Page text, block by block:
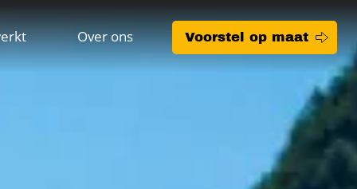
Over ons Voorstel op maat